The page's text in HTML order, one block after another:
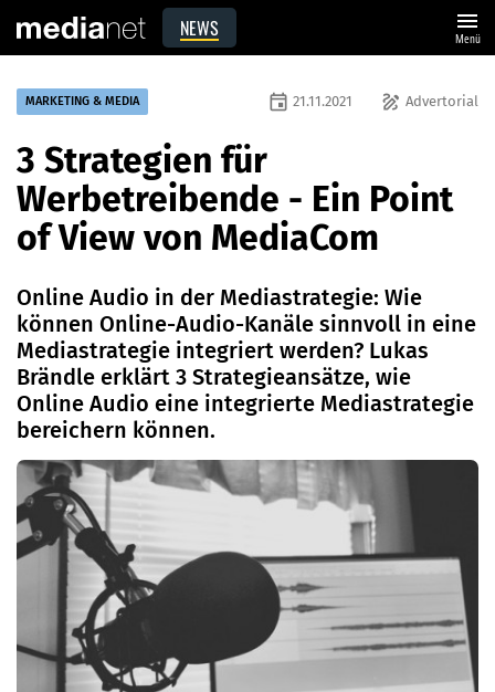
NEWS menu
Menü
MARKETING & MEDIA draw Advertorial
event 21.11.2021
3 Strategien für
Werbetreibende - Ein Point
of View von MediaCom
Online Audio in der Mediastrategie: Wie
können Online-Audio-Kanäle sinnvoll in eine
Mediastrategie integriert werden? Lukas
Brändle erklärt 3 Strategieansätze, wie
Online Audio eine integrierte Mediastrategie
bereichern können.